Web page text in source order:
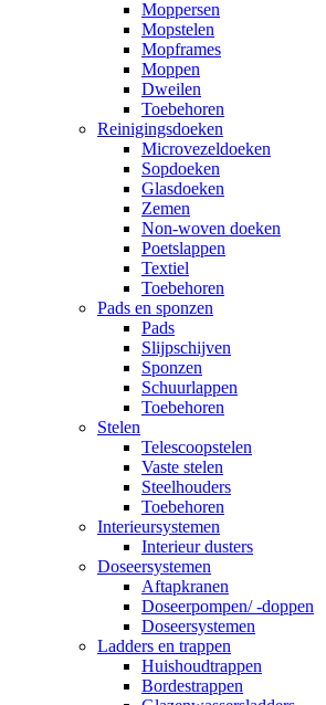
Moppersen
Mopstelen
Mopframes
Moppen
Dweilen
Toebehoren
Reinigingsdoeken
Microvezeldoeken
Sopdoeken
Glasdoeken
Zemen
Non-woven doeken
Poetslappen
Textiel
Toebehoren
Pads en sponzen
Pads
Slijpschijven
Sponzen
Schuurlappen
Toebehoren
Stelen
Telescoopstelen
Vaste stelen
Steelhouders
Toebehoren
Interieursystemen
Interieur dusters
Doseersystemen
Aftapkranen
Doseerpompen/ -doppen
Doseersystemen
Ladders en trappen
Huishoudtrappen
Bordestrappen